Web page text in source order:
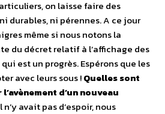
on laisse faire des
durables, ni pérennes. A ce jour
même si nous notons la
du décret relatif à l’affichage des
est un progrès. Espérons que les
avec leurs sous !Quelles sont
d’un nouveau
n’y avait pas d’espoir, nous